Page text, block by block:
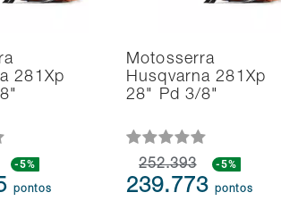
281Xp
-5%
pontos
Motosserra
Husqvarna 281Xp
28" Pd 3/8"
252.393 -5%
239.773pontos